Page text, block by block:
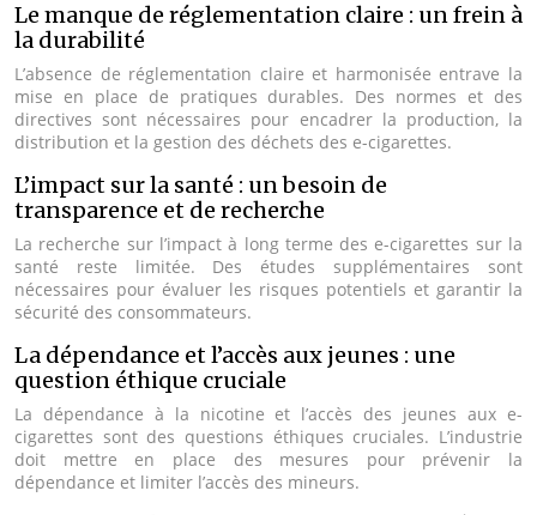
Le manque de réglementation claire : un frein à
la durabilité
L’absence de réglementation claire et harmonisée entrave la
mise en place de pratiques durables. Des normes et des
directives sont nécessaires pour encadrer la production, la
distribution et la gestion des déchets des e-cigarettes.
L’impact sur la santé : un besoin de
transparence et de recherche
La recherche sur l’impact à long terme des e-cigarettes sur la
santé reste limitée. Des études supplémentaires sont
nécessaires pour évaluer les risques potentiels et garantir la
sécurité des consommateurs.
La dépendance et l’accès aux jeunes : une
question éthique cruciale
La dépendance à la nicotine et l’accès des jeunes aux e-
cigarettes sont des questions éthiques cruciales. L’industrie
doit mettre en place des mesures pour prévenir la
dépendance et limiter l’accès des mineurs.